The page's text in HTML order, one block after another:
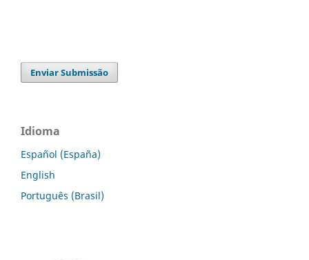
Enviar Submissão
Idioma
Español (España)
English
Português (Brasil)